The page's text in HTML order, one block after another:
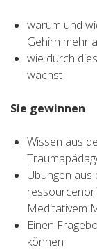
warum und
Gehirn mehr
wie durch
wächst
Sie gewinnen
Wissen aus
Übungen aus
Meditativem
Einen
können